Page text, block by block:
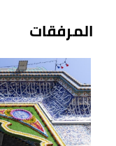
المرفقات